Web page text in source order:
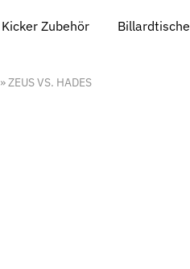
Kicker Zubehör Billardtische
»ZEUS VS. HADES